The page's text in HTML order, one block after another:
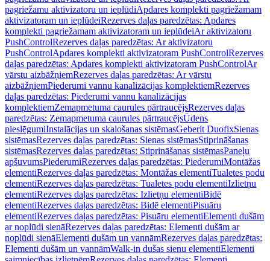
pagriežamu aktivizatoru un ieplūdiApdares komplekti pagriežamam
aktivizatoram un ieplūdeiRezerves daļas paredzētas: Apdares
komplekti pagriežamam aktivizatoram un ieplūdeiAr aktivizatoru
PushControlRezerves daļas paredzētas: Ar aktivizatoru
PushControlApdares komplekti aktivizatoram PushControlRezerves
daļas paredzētas: Apdares komplekti aktivizatoram PushControlAr
vārstu aizbāžņiemRezerves daļas paredzētas: Ar vārstu
aizbāžņiemPiederumi vannu kanalizācijas komplektiemRezerves
daļas paredzētas: Piederumi vannu kanalizācijas
komplektiemZemapmetuma caurules pārtraucējsRezerves daļas
paredzētas: Zemapmetuma caurules pārtraucējsŪdens
pieslēgumiInstalācijas un skalošanas sistēmasGeberit DuofixSienas
sistēmasRezerves daļas paredzētas: Sienas sistēmasStiprināšanas
sistēmasRezerves daļas paredzētas: Stiprināšanas sistēmasPaneļu
apšuvumsPiederumiRezerves daļas paredzētas: PiederumiMontāžas
elementiRezerves daļas paredzētas: Montāžas elementiTualetes podu
elementiRezerves daļas paredzētas: Tualetes podu elementiIzlietņu
elementiRezerves daļas paredzētas: Izlietņu elementiBidē
elementiRezerves daļas paredzētas: Bidē elementiPisuāru
elementiRezerves daļas paredzētas: Pisuāru elementiElementi dušām
ar noplūdi sienāRezerves daļas paredzētas: Elementi dušām ar
noplūdi sienāElementi dušām un vannāmRezerves daļas paredzētas:
Elementi dušām un vannāmWalk-in dušas sienu elementiElementi